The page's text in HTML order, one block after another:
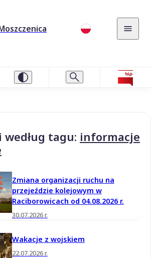
tagu: informacje
Zmiana organizacji ruchu na
przejeździe kolejowym w
Raciborowicach od 04.08.2026 r.
30.07.2026 r.
Wakacje z wojskiem
22.07.2026 r.